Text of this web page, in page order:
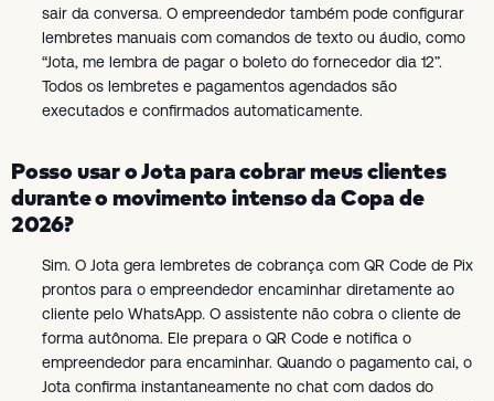
sair da conversa. O empreendedor também pode configurar
lembretes manuais com comandos de texto ou áudio, como
“Jota, me lembra de pagar o boleto do fornecedor dia 12”.
Todos os lembretes e pagamentos agendados são
executados e confirmados automaticamente.
Posso usar o Jota para cobrar meus clientes
durante o movimento intenso da Copa de
2026?
Sim. O Jota gera lembretes de cobrança com QR Code de Pix
prontos para o empreendedor encaminhar diretamente ao
cliente pelo WhatsApp. O assistente não cobra o cliente de
forma autônoma. Ele prepara o QR Code e notifica o
empreendedor para encaminhar. Quando o pagamento cai, o
Jota confirma instantaneamente no chat com dados do